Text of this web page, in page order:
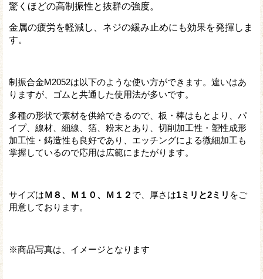
驚くほどの高制振性と抜群の強度。
金属の疲労を軽減し、ネジの緩み止めにも効果を発揮しま
す。
制振合金M2052は以下のような使い方ができます。違いはあ
りますが、ゴムと共通した使用法が多いです。
多種の形状で素材を供給できるので、板・棒はもとより、パ
イプ、線材、細線、箔、粉末とあり、切削加工性・塑性成形
加工性・鋳造性も良好であり、エッチングによる微細加工も
掌握しているので応用は広範にまたがります。
サイズはＭ８、Ｍ１０、Ｍ１２ で、厚さは1ミリと2ミリ をご
用意しております。
※商品写真は、イメージとなります